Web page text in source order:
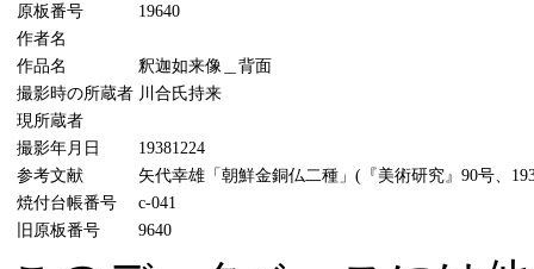
原板番号
19640
作者名
作品名
釈迦如来像＿背面
撮影時の所蔵者 川合氏持来
現所蔵者
撮影年月日
19381224
参考文献
矢代幸雄「朝鮮金銅仏二種」(『美術研究』90号、
焼付台帳番号
c-041
旧原板番号
9640